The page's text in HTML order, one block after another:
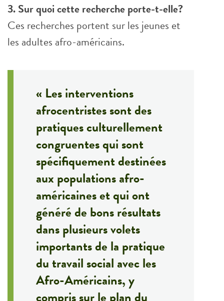
3. Sur quoi cette recherche porte-t-elle?
Ces recherches portent sur les jeunes et
les adultes afro-américains.
« Les interventions
afrocentristes sont des
pratiques culturellement
congruentes qui sont
spécifiquement destinées
aux populations afro-
américaines et qui ont
généré de bons résultats
dans plusieurs volets
importants de la pratique
du travail social avec les
Afro-Américains, y